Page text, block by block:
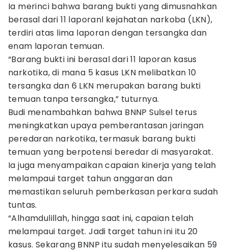
Ia merinci bahwa barang bukti yang dimusnahkan
berasal dari 11 laporanl kejahatan narkoba (LKN),
terdiri atas lima laporan dengan tersangka dan
enam laporan temuan.
“Barang bukti ini berasal dari 11 laporan kasus
narkotika, di mana 5 kasus LKN melibatkan 10
tersangka dan 6 LKN merupakan barang bukti
temuan tanpa tersangka,” tuturnya.
Budi menambahkan bahwa BNNP Sulsel terus
meningkatkan upaya pemberantasan jaringan
peredaran narkotika, termasuk barang bukti
temuan yang berpotensi beredar di masyarakat.
Ia juga menyampaikan capaian kinerja yang telah
melampaui target tahun anggaran dan
memastikan seluruh pemberkasan perkara sudah
tuntas.
“Alhamdulillah, hingga saat ini, capaian telah
melampaui target. Jadi target tahun ini itu 20
kasus. Sekarang BNNP itu sudah menyelesaikan 59